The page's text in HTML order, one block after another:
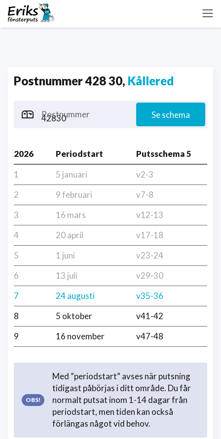
Postnummer 428 30, Kållered
Postnummer Se schema
2026 Periodstart
Putsschema 5
1
5 januari
v2-3
2
9 februari
v7-8
3
16 mars
v12-13
4
20 april
v17-18
5
1 juni
v23-24
6
13 juli
v29-30
7
24 augusti
v35-36
8
5 oktober
v41-42
9
16 november v47-48
Med ”periodstart” avses när putsning
tidigast påbörjas i ditt område. Du får
normalt putsat inom 1-14 dagar från
periodstart, men tiden kan också
förlängas något vid behov.